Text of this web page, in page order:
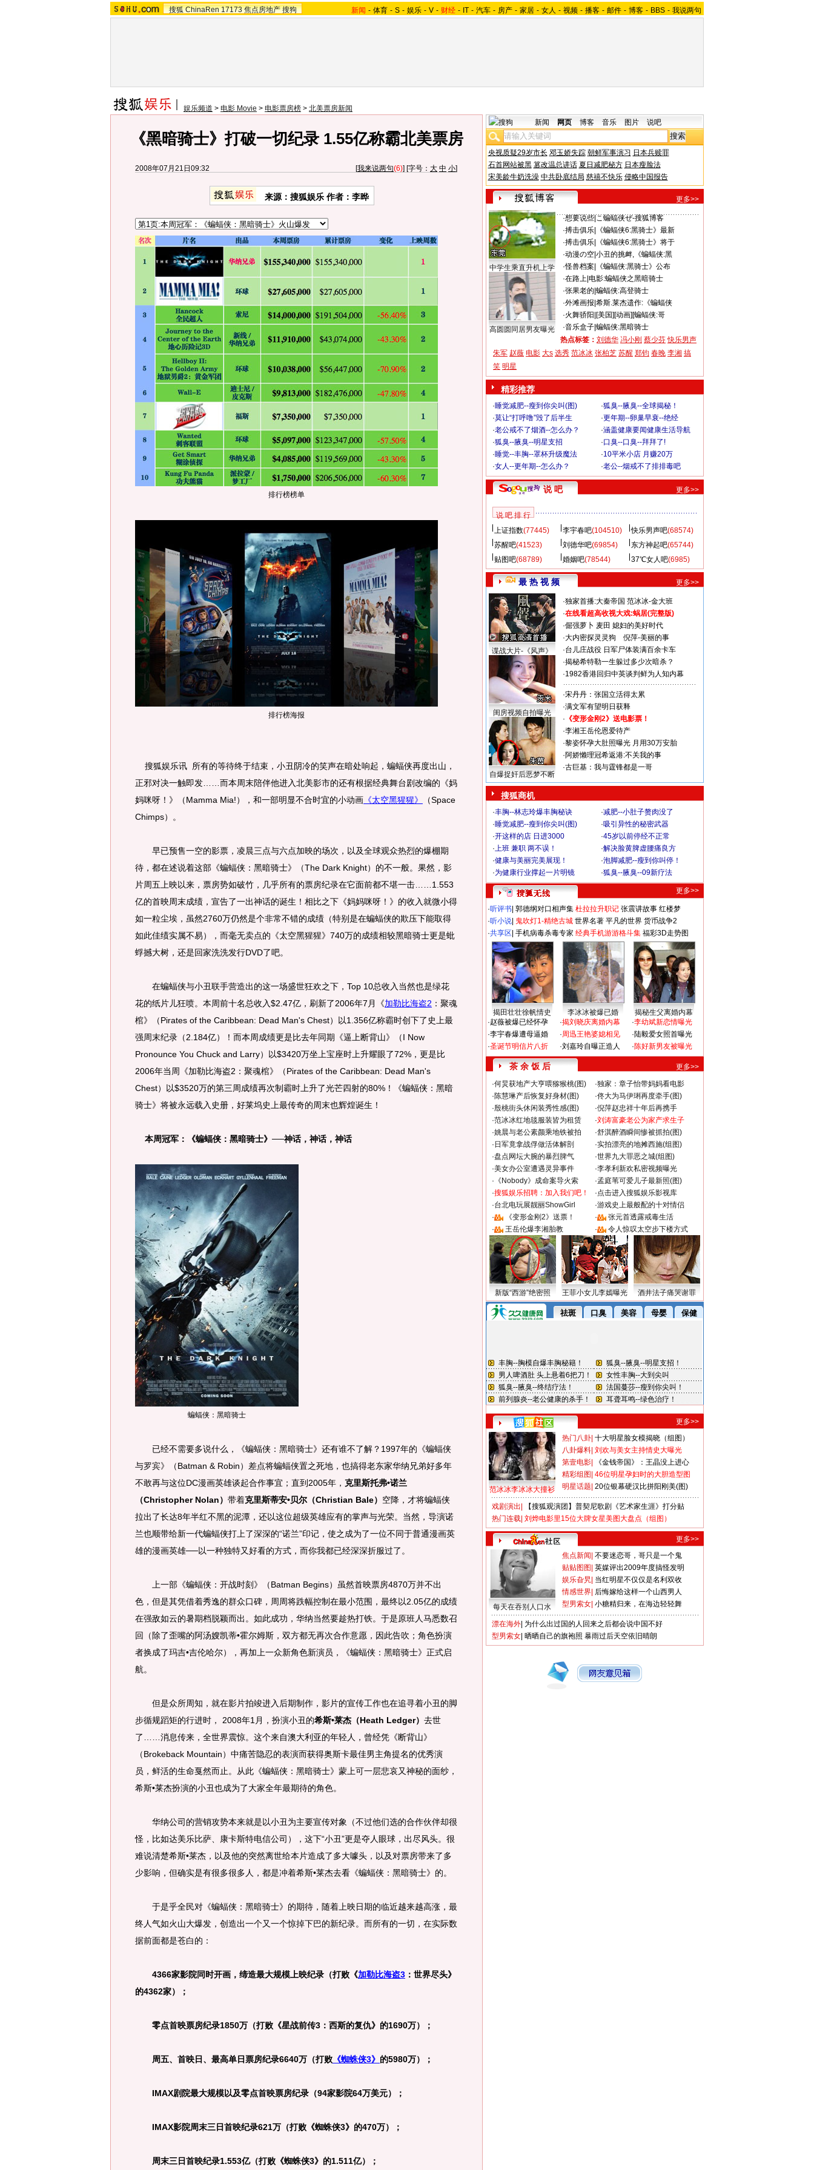
搜狐 ChinaRen 17173 焦点房地产 搜狗 新闻 - 体育 - S - 娱乐 - V - 财经 - IT - 汽车 - 房产 - 家居 - 女人 - 视频 - 播客 - 邮件 - 博客 - BBS - 我说两句
娱乐频道 > 电影 Movie > 电影票房榜 > 北美票房新闻
《黑暗骑士》打破一切纪录 1.55亿称霸北美票房
2008年07月21日09:32 [我来说两句(6)] [字号： 大 中 小]
来源：搜狐娱乐 作者：李晔
排行榜榜单
排行榜海报
搜狐娱乐讯 所有的等待终于结束，小丑阴冷的笑声在暗处响起，蝙蝠侠再度出山，
正邪对决一触即发……而本周末陪伴他进入北美影市的还有根据经典舞台剧改编的《妈
妈咪呀！》（Mamma Mia!），和一部明显不合时宜的小动画 《太空黑猩猩》
（Space
Chimps）。
早已预售一空的影票，凌晨三点与六点加映的场次，以及全球观众热烈的爆棚期
待，都在述说着这部《蝙蝠侠：黑暗骑士》（The Dark Knight）的不一般。果然，影
片周五上映以来，票房势如破竹，几乎所有的票房纪录在它面前都不堪一击……1.553
亿的首映周末成绩，宣告了一出神话的诞生！相比之下《妈妈咪呀！》的收入就微小得
如一粒尘埃，虽然2760万仍然是个非常不错的成绩（特别是在蝙蝠侠的欺压下能取得
如此佳绩实属不易），而毫无卖点的《太空黑猩猩》740万的成绩相较黑暗骑士更是蚍
蜉撼大树，还是回家洗洗发行DVD了吧。
在蝙蝠侠与小丑联手营造出的这一场盛世狂欢之下，Top 10总收入当然也是绿花
花的纸片儿狂喷。本周前十名总收入$2.47亿，刷新了2006年7月《加勒比海盗2 ：聚魂
棺》（Pirates of the Caribbean: Dead Man's Chest）以1.356亿称霸时创下了史上最
强周末纪录（2.184亿）！而本周成绩更是比去年同期《逼上断背山》（I Now
Pronounce You Chuck and Larry）以$3420万坐上宝座时上升耀眼了72%，更是比
2006年当周《加勒比海盗2：聚魂棺》（Pirates of the Caribbean: Dead Man's
Chest）以$3520万的第三周成绩再次制霸时上升了光芒四射的80%！《蝙蝠侠：黑暗
骑士》将被永远载入史册，好莱坞史上最传奇的周末也辉煌诞生！
本周冠军：《蝙蝠侠：黑暗骑士》──神话，神话，神话
蝙蝠侠：黑暗骑士
已经不需要多说什么，《蝙蝠侠：黑暗骑士》还有谁不了解？1997年的《蝙蝠侠
与罗宾》（Batman & Robin）差点将蝙蝠侠置之死地，也搞得老东家华纳兄弟好多年
不敢再与这位DC漫画英雄谈起合作事宜；直到2005年， 克里斯托弗•诺兰
（Christopher Nolan） 带着克里斯蒂安•贝尔（Christian Bale） 空降，才将蝙蝠侠
拉出了长达8年半红不黑的泥潭，还以这位超级英雄应有的掌声与光荣。当然，导演诺
兰也顺带给新一代蝙蝠侠打上了深深的“诺兰”印记，使之成为了一位不同于普通漫画英
雄的漫画英雄──以一种独特又好看的方式，而你我都已经深深折服过了。
上一部《蝙蝠侠：开战时刻》（Batman Begins）虽然首映票房4870万并不出
色，但是其凭借着秀逸的群众口碑，周周将跌幅控制在最小范围，最终以2.05亿的成绩
在强敌如云的暑期档脱颖而出。如此成功，华纳当然要趁热打铁。于是原班人马悉数召
回（除了歪嘴的阿汤嫂凯蒂•霍尔姆斯，双方都无再次合作意愿，因此告吹；角色扮演
者换成了玛吉•吉伦哈尔），再加上一众新角色新演员，《蝙蝠侠：黑暗骑士》正式启
航。
但是众所周知，就在影片拍竣进入后期制作，影片的宣传工作也在追寻着小丑的脚
步循规蹈矩的行进时， 2008年1月，扮演小丑的希斯•莱杰（Heath Ledger） 去世
了……消息传来，全世界震惊。这个来自澳大利亚的年轻人，曾经凭《断背山》
（Brokeback Mountain）中痛苦隐忍的表演而获得奥斯卡最佳男主角提名的优秀演
员，鲜活的生命戛然而止。从此《蝙蝠侠：黑暗骑士》蒙上可一层悲哀又神秘的面纱，
希斯•莱杰扮演的小丑也成为了大家全年最期待的角色。
华纳公司的营销攻势本来就是以小丑为主要宣传对象（不过他们选的合作伙伴却很
怪，比如达美乐比萨、康卡斯特电信公司），这下“小丑”更是夺人眼球，出尽风头。很
难说清楚希斯•莱杰，以及他的突然离世给本片造成了多大噱头，以及对票房带来了多
少影响，但确实是有很多很多人，都是冲着希斯•莱杰去看《蝙蝠侠：黑暗骑士》的。
于是乎全民对《蝙蝠侠：黑暗骑士》的期待，随着上映日期的临近越来越高涨，最
终人气如火山大爆发，创造出一个又一个惊掉下巴的新纪录。而所有的一切，在实际数
据前面都是苍白的：
4366家影院同时开画，缔造最大规模上映纪录（打败《加勒比海盗3 ：世界尽头》
的4362家）；
零点首映票房纪录1850万（打败《星战前传3：西斯的复仇》的1690万）；
周五、首映日、最高单日票房纪录6640万（打败 《蜘蛛侠3》 的5980万）；
IMAX剧院最大规模以及零点首映票房纪录（94家影院64万美元）；
IMAX影院周末三日首映纪录621万（打败《蜘蛛侠3》的470万）；
周末三日首映纪录1.553亿（打败《蜘蛛侠3》的1.511亿）；
新闻 网页 博客 音乐 图片 说吧
央视质疑29岁市长 邓玉娇失踪 朝鲜军事演习 日本兵赎罪
石首网站被黑 篡改温总讲话 夏日减肥秘方 日本瘦脸法
宋美龄牛奶洗澡 中共卧底结局 慈禧不快乐 侵略中国报告
更多>>
中学生乘直升机上学
高圆圆同居男友曝光
·想要说些| こ蝙蝠侠ぜ-搜狐博客
·搏击俱乐|
《蝙蝠侠6:黑骑士》最新
·搏击俱乐|
《蝙蝠侠6:黑骑士》将于
·动漫の空| 小丑的挑衅,《蝙蝠侠:黑
·怪兽档案
《蝙蝠侠:黑骑士》公布
·在路上| 电影:蝙蝠侠之黑暗骑士
·张果老的 蝙蝠侠:高登骑士
·外滩画报 希斯.莱杰遗作:《蝙蝠侠
·火舞骄阳 [美国][动画][蝙蝠侠:哥
·音乐盒子| 蝙蝠侠:黑暗骑士
热点标签： 刘德华 冯小刚 蔡少芬 快乐男声
朱军 赵薇 电影 大s 选秀 范冰冰 张柏芝 苏醒 郑钧 春晚 李湘 搞
笑 明星
精彩推荐
·睡觉减肥--瘦到你尖叫(图) ·狐臭--腋臭--全球揭秘！
·莫让“打呼噜”毁了后半生 ·更年期--卵巢早衰--绝经
·老公戒不了烟酒--怎么办？ ·涵盖健康要闻健康生活导航
·狐臭--腋臭--明星支招 ·口臭--口臭--拜拜了!
·睡觉--丰胸--罩杯升级魔法 ·10平米小店 月赚20万
·女人--更年期--怎么办？ ·老公--烟戒不了排排毒吧
说 吧 更多>>
说 吧 排 行
上证指数(77445) 李宇春吧(104510) 快乐男声吧(68574)
苏醒吧(41523) 刘德华吧(69854) 东方神起吧(65744)
贴图吧(68789) 婚姻吧(78544) 37℃女人吧(6985)
最 热 视 频 更多>>
谍战大片-《风声》
闺房视频自拍曝光
自爆捉奸后恶梦不断
·独家首播:大秦帝国 范冰冰-金大班
·在线看超高收视大戏:蜗居(完整版)
·倔强萝卜 麦田 媳妇的美好时代
·大内密探灵灵狗
倪萍-美丽的事
·台儿庄战役 日军尸体装满百余卡车
·揭秘希特勒一生躲过多少次暗杀？
·1982香港回归中英谈判鲜为人知内幕
·宋丹丹：张国立活得太累
·满文军有望明日获释
· 《变形金刚2》送电影票！
·李湘王岳伦恩爱待产
·黎姿怀孕大肚照曝光 月用30万安胎
·阿娇懒理冠希返港:不关我的事
·古巨基：我与霆锋都是一哥
搜狐商机
·丰胸--林志玲爆丰胸秘诀 ·减肥--小肚子赘肉没了
·睡觉减肥--瘦到你尖叫(图) ·吸引异性的秘密武器
·开这样的店 日进3000 ·45岁以前停经不正常
·上班 兼职 两不误！ ·解决脸黄脾虚腰痛良方
·健康与美丽完美展现！ ·泡脚减肥--瘦到你叫停！
·为健康行业撑起一片明镜 ·狐臭--腋臭--09新疗法
更多>>
·听评书 郭德纲对口相声集 杜拉拉升职记 张震讲故事 红楼梦
·听小说 鬼吹灯1-精绝古城 世界名著 平凡的世界 货币战争2
·共享区 手机病毒杀毒专家 经典手机游游格斗集 福彩3D走势图
揭田壮壮徐帆情史 李冰冰被爆已婚
揭秘生父离婚内幕
·赵薇被爆已经怀孕
·李宇春爆遭母逼婚
·圣诞节明信片八折
·揭刘晓庆离婚内幕
·周迅王艳婆媳相见
·刘嘉玲自曝正造人
·李幼斌新恋情曝光
·陆毅爱女照首曝光
·陈好新男友被曝光
茶 余 饭 后
更多>>
·何炅获地产大亨喂猕猴桃(图) ·独家：章子怡带妈妈看电影
·陈慧琳产后恢复好身材(图) ·佟大为马伊琍再度牵手(图)
·殷桃街头休闲装秀性感(图) ·倪萍赵忠祥十年后再携手
·范冰冰红地毯服装皆为租赁 ·刘涛富豪老公为家产求生子
·姚晨与老公素颜乘地铁被拍 ·舒淇醉酒瞬间惨被抓拍(图)
· 日军竟拿战俘做活体解剖 ·实拍漂亮的地摊西施(组图)
·盘点网坛大腕的暴烈脾气 ·世界九大罪恶之城(组图)
·美女办公室遭遇灵异事件 ·李孝利新欢私密视频曝光
· 《Nobody》成命案导火索 ·孟庭苇可爱儿子最新照(图)
·搜狐娱乐招聘：加入我们吧！ ·点击进入搜狐娱乐影视库
·台北电玩展靓丽ShowGirl ·游戏史上最般配的十对情侣
·
《变形金刚2》送票！ ·
张元首透露戒毒生活
·
王岳伦爆李湘胎教 · 令人惊叹太空步下楼方式
新版“西游”绝密照 王菲小女儿李嫣曝光 酒井法子痛哭谢罪
更多>>
范冰冰李冰冰大撞衫
热门八卦 十大明星脸女模揭晓（组图）
八卦爆料 刘欢与美女主持情史大曝光
第壹电影
《金钱帝国》：王晶没上进心
精彩组图 46位明星孕妇时的大胆造型图
明星话题 20位银幕硬汉比拼阳刚美(图)
戏剧演出
【搜狐观演团】普契尼歌剧《艺术家生涯》打分贴
热门连载 刘烨电影里15位大牌女星美图大盘点（组图）
更多>>
每天在吞别人口水
焦点新闻 不要迷恋哥，哥只是一个鬼
贴贴图图 英媒评出2009年度搞怪发明
娱乐旮旯 当红明星不仅仅是名利双收
情感世界 后悔嫁给这样一个山西男人
型男索女 小糖精归来，在海边轻轻舞
漂在海外 为什么出过国的人回来之后都会说中国不好
型男索女 晒晒自己的旗袍照 暴雨过后天空依旧晴朗